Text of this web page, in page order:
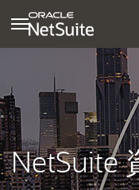
NetSuite